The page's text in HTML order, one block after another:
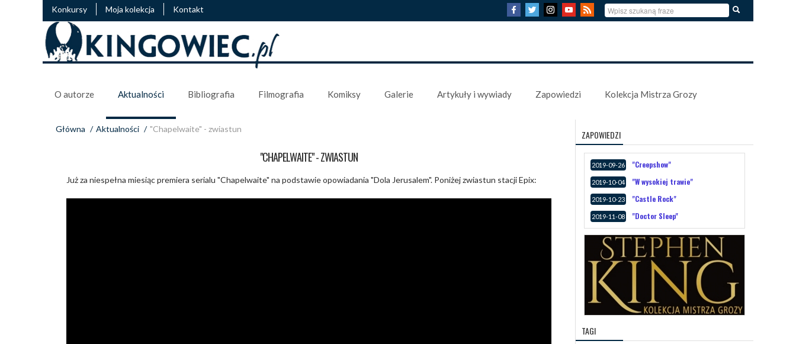
Konkursy Moja kolekcja Kontakt
O autorze Aktualności Bibliografia Filmografia Komiksy Galerie Artykuły i wywiady Zapowiedzi Kolekcja Mistrza Grozy
Główna / Aktualności / "Chapelwaite" - zwiastun
"CHAPELWAITE" - ZWIASTUN
Już za niespełna miesiąc premiera serialu "Chapelwaite" na podstawie opowiadania "Dola Jerusalem". Poniżej zwiastun stacji Epix:
ZAPOWIEDZI
2019-09-26 "Creepshow"
2019-10-04 "W wysokiej trawie"
2019-10-23 "Castle Rock"
2019-11-08 "Doctor Sleep"
TAGI